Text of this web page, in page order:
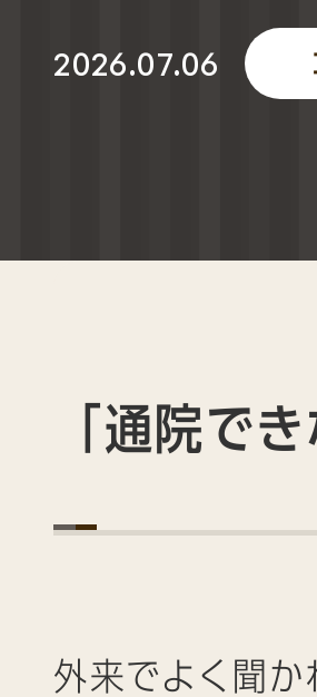
2026.07.06
「通院で
外来でよく聞